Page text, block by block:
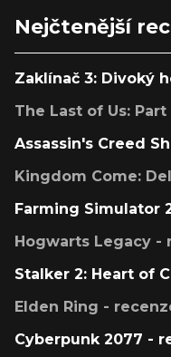
Nejčtenější
Zaklínač 3: Divoký
The Last of Us:
Assassin's Creed
Kingdom Come:
Farming Simulator
Hogwarts Legacy -
Stalker 2: Heart of
Elden Ring -
Cyberpunk 2077 -